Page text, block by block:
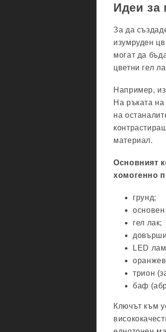
Идеи
За да
изумруден
могат да
цветни гел
Например,
На ръката
на
материал.
Основният
хомогенно
грунд;
гел лак;
LED
трион
баф
Ключът към